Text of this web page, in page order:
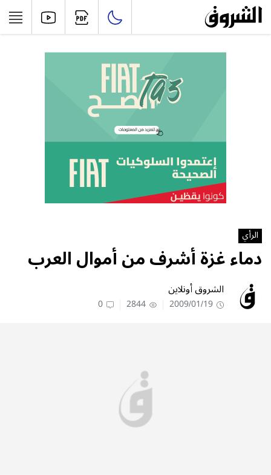
الرأي
دماء غزة أشرف من أموال العرب
الشروق أونلاين
2009/01/19
2844
0